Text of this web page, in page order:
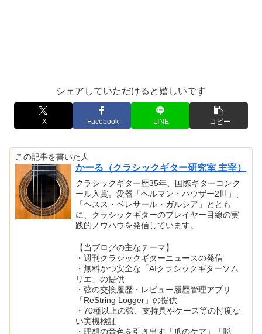
シェアしていただけると嬉しいです
X Facebook LINE コピー
この記事を書いた人
かーる（クラシックギター研究室 主宰）
クラシックギター歴35年、国際ギターコンク
ール入賞。愛器「ヘルマン・ハウザー2世」、
「ヘスス・ベレサール・ガルシア」ととも
に、クラシックギターのプレイヤー目線の実
践的ノウハウを発信しています。
【当ブログの主なテーマ】
・週刊クラシックギターニュースの発信
・無料かつ安全な「AIクラシックギターソム
リエ」の提供
・弦の交換履歴・レビュー履歴管理アプリ
「ReString Logger」の提供
・70種以上の弦、支持具やケース等の忖度な
い実機検証
・理想の音色を引き出す「爪のケア」「脱